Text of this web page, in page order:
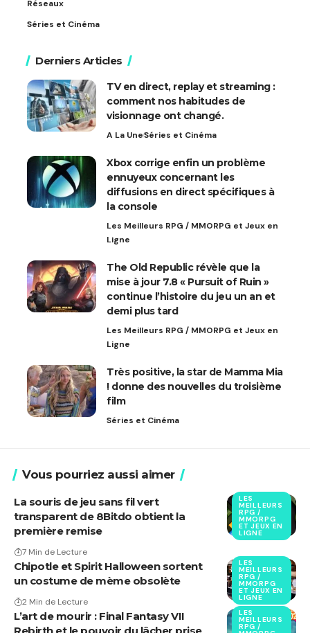
Réseaux
Séries et Cinéma
Derniers Articles
TV en direct, replay et streaming :
comment nos habitudes de
visionnage ont changé.
A La UneSéries et Cinéma
Xbox corrige enfin un problème
ennuyeux concernant les
diffusions en direct spécifiques à
la console
Les Meilleurs RPG / MMORPG et Jeux en
Ligne
The Old Republic révèle que la
mise à jour 7.8 « Pursuit of Ruin »
continue l’histoire du jeu un an et
demi plus tard
Les Meilleurs RPG / MMORPG et Jeux en
Ligne
Très positive, la star de Mamma Mia
! donne des nouvelles du troisième
film
Séries et Cinéma
Vous pourriez aussi aimer
LES
MEILLEURS
RPG /
MMORPG
ET JEUX EN
LIGNE
La souris de jeu sans fil vert
transparent de 8Bitdo obtient la
première remise
7 Min de Lecture
LES
MEILLEURS
RPG /
MMORPG
ET JEUX EN
LIGNE
Chipotle et Spirit Halloween sortent
un costume de mème obsolète
2 Min de Lecture
LES
MEILLEURS
RPG /
L’art de mourir : Final Fantasy VII